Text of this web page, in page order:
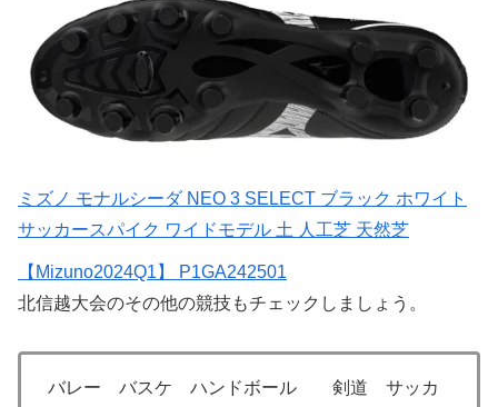
ミズノ モナルシーダ NEO 3 SELECT ブラック ホワイト
サッカースパイク ワイドモデル 土 人工芝 天然芝
【Mizuno2024Q1】 P1GA242501
北信越大会のその他の競技もチェックしましょう。
バレー バスケ ハンドボール 剣道 サッカ